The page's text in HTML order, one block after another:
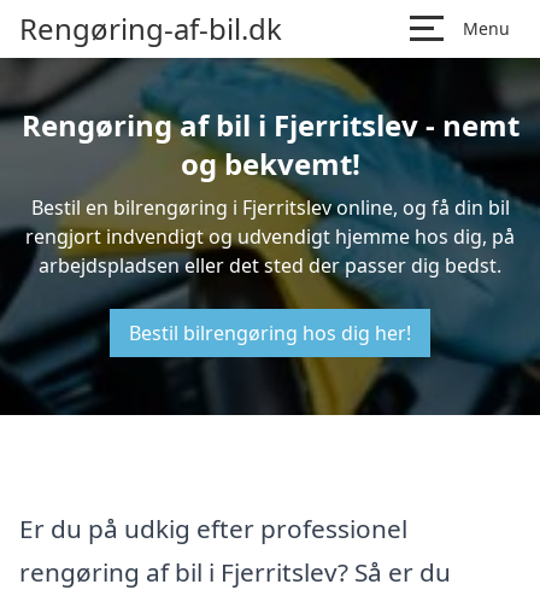
Rengøring-af-bil.dk Menu
Rengøring af bil i Fjerritslev - nemt
og bekvemt!
Bestil en bilrengøring i Fjerritslev online, og få din bil
rengjort indvendigt og udvendigt hjemme hos dig, på
arbejdspladsen eller det sted der passer dig bedst.
Bestil bilrengøring hos dig her!
Er du på udkig efter professionel
rengøring af bil i Fjerritslev? Så er du